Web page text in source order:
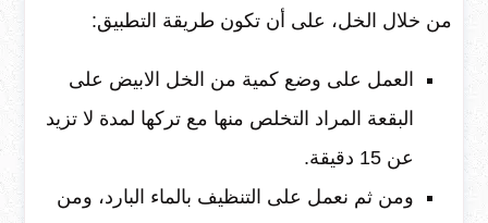
من خلال الخل، على أن تكون طريقة التطبيق:
العمل على وضع كمية من الخل الابيض على
البقعة المراد التخلص منها مع تركها لمدة لا تزيد
عن 15 دقيقة.
ومن ثم نعمل على التنظيف بالماء البارد، ومن